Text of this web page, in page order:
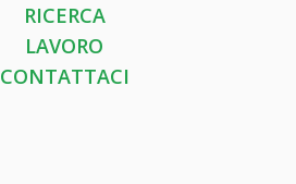
RICERCA
LAVORO
CONTATTACI